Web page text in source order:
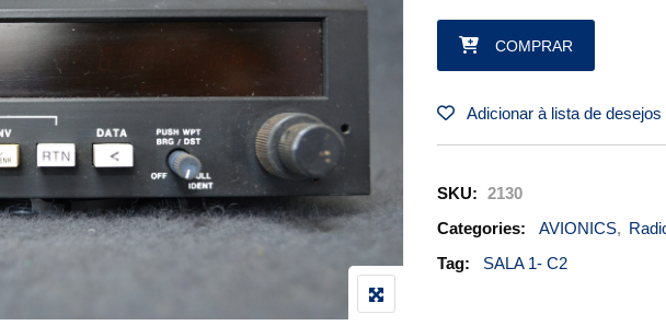
TRANSCEIVER - NARCO NS
COMPRAR
Adicionar à lista de desejos
SKU: 2130
Categories:
AVIONICS,
Tag:
SALA 1- C2